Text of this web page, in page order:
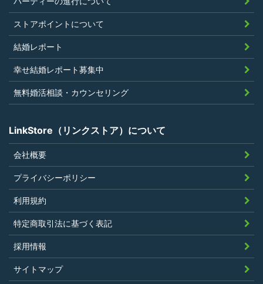
ストアポイントについて
結婚レポート
幸せ結婚レポート募集中
無料婚活相談・カウンセリング
LinkStore（リンクストア）について
会社概要
プライバシーポリシー
利用規約
特定商取引法に基づく表記
採用情報
サイトマップ